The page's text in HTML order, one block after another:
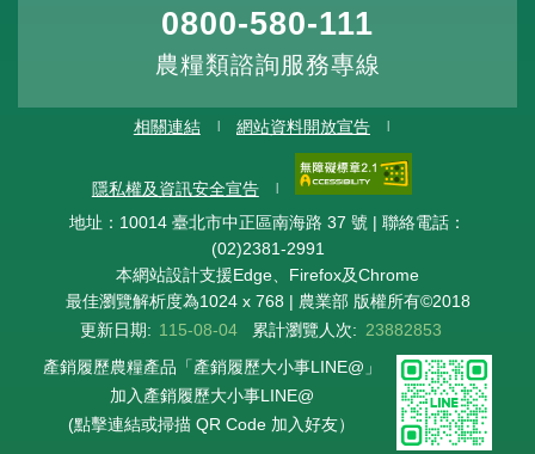
0800-580-111
農糧類諮詢服務專線
相關連結 網站資料開放宣告
隱私權及資訊安全宣告
地址：10014 臺北市中正區南海路 37 號 | 聯絡電話：
(02)2381-2991
本網站設計支援Edge、Firefox及Chrome
最佳瀏覽解析度為1024 x 768 | 農業部 版權所有©2018
更新日期: 115-08-04 累計瀏覽人次: 23882853
產銷履歷農糧產品「產銷履歷大小事LINE@」
加入產銷履歷大小事LINE@
(點擊連結或掃描 QR Code 加入好友）